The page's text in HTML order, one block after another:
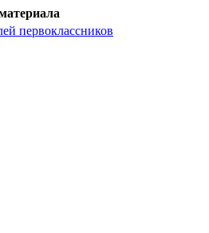
первоклассников